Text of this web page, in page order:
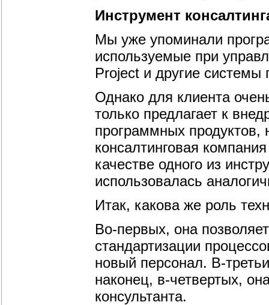
Инструмент
Мы уже упоминали
используемые при
Project и другие системы
Однако для клиента
только предлагает к
программных продуктов,
консалтинговая
качестве одного из
использовалась
Итак, какова же роль
Во-первых, она
стандартизации
новый персонал. В-
наконец, в-четвертых,
консультанта.